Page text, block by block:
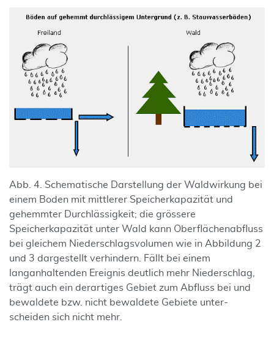
Abb. 4. Schematische Darstellung der Waldwirkung bei
einem Boden mit mittlerer Speicherkapazität und
gehemmter Durchlässigkeit; die grössere
Speicherkapazität unter Wald kann Oberflächenabfluss
bei gleichem Niederschlagsvolumen wie in Abbildung 2
und 3 dargestellt verhindern. Fällt bei einem
langanhaltenden Ereignis deutlich mehr Niederschlag,
trägt auch ein derartiges Gebiet zum Abfluss bei und
bewaldete bzw. nicht bewaldete Gebiete unter-
scheiden sich nicht mehr.